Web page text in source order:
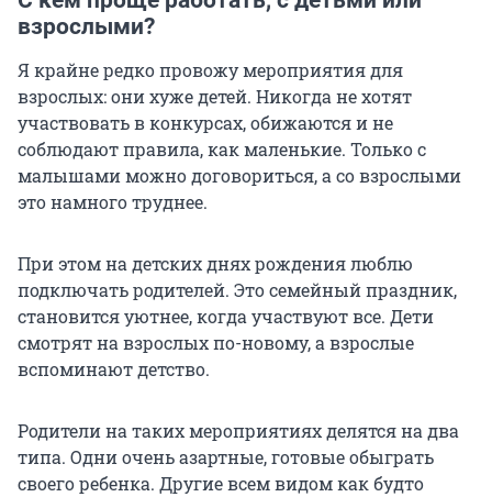
взрослыми?
Я крайне редко провожу мероприятия для
взрослых: они хуже детей. Никогда не хотят
участвовать в конкурсах, обижаются и не
соблюдают правила, как маленькие. Только с
малышами можно договориться, а со взрослыми
это намного труднее.
При этом на детских днях рождения люблю
подключать родителей. Это семейный праздник,
становится уютнее, когда участвуют все. Дети
смотрят на взрослых по-новому, а взрослые
вспоминают детство.
Родители на таких мероприятиях делятся на два
типа. Одни очень азартные, готовые обыграть
своего ребенка. Другие всем видом как будто